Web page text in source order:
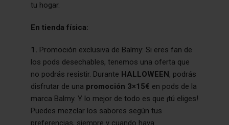
tu hogar.
En tienda física:
1. Promoción exclusiva de Balmy: Si eres fan de
los pods desechables, tenemos una oferta que
no podrás resistir. Durante HALLOWEEN, podrás
disfrutar de una promoción 3×15€ en pods de la
marca Balmy. Y lo mejor de todo es que ¡tú eliges!
Puedes mezclar los sabores según tus
preferencias, siempre y cuando haya